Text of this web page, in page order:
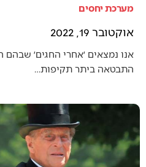
מערכת יחסים
אוקטובר 19, 2022
אנו נמצאים ׳אחרי החגים׳
התבטאה ביתר תקיפות…